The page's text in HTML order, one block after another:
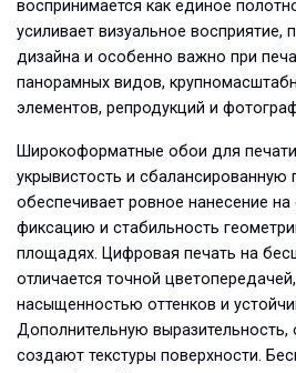
воспринимается как единое
усиливает визуальное восприятие,
дизайна и особенно важно при
панорамных видов,
элементов, репродукций и
Широкоформатные обои для
укрывистость и сбалансированную
обеспечивает ровное нанесение
фиксацию и стабильность
площадях. Цифровая печать на
отличается точной
насыщенностью оттенков и
Дополнительную выразительность,
создают текстуры поверхности.